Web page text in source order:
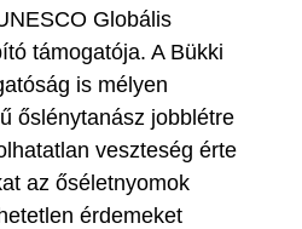
Globális
támogatója. A Bükki
is mélyen
őslénytanász jobblétre
veszteség érte
az őséletnyomok
érdemeket